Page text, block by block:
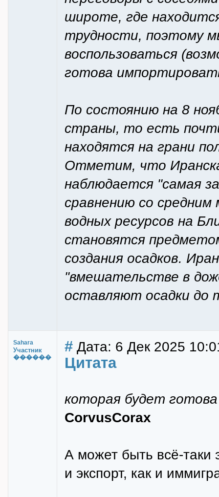
широте, где
трудности, поэтому
воспользоваться
готова
По состоянию на 8
страны, то есть
находятся на грани
Отметим, что
наблюдается "самая
сравнению со средним
водных ресурсов на
становятся
создания осадков.
"вмешательстве в
оставляют осадки до
Sahara
Участник
������
# Дата: 6 Дек 2025
Цитата
которая будет
CorvusCorax
А может быть всё-таки
и экспорт, как и